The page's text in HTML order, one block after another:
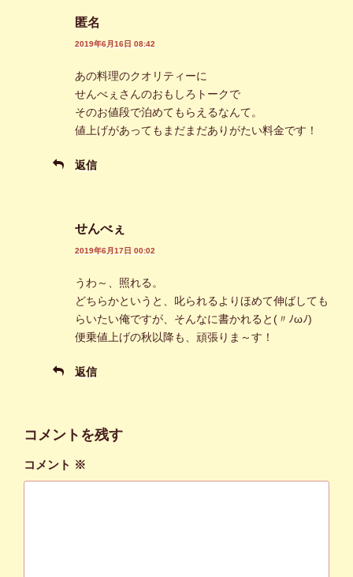
匿名
2019年6月16日 08:42
あの料理のクオリティーに
せんべぇさんのおもしろトークで
そのお値段で泊めてもらえるなんて。
値上げがあってもまだまだありがたい料金です！
返信
せんべぇ
2019年6月17日 00:02
うわ～、照れる。
どちらかというと、叱られるよりほめて伸ばしても
らいたい俺ですが、そんなに書かれると(〃ﾉωﾉ)
便乗値上げの秋以降も、頑張りま～す！
返信
コメントを残す
コメント ※